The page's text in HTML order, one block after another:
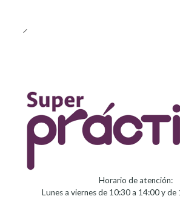
Horario de atención:
Lunes a viernes de 10:30 a 14:00 y de